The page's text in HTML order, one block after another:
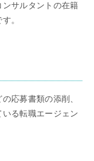
サルタントの在籍
。
応募書類の添削、
いる転職エージェン